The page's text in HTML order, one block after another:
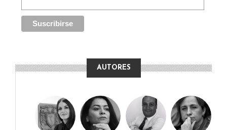
AUTORES